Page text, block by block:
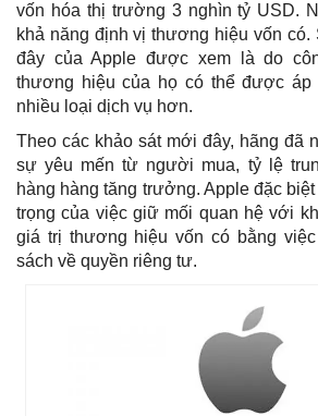
vốn hóa thị trường 3 nghìn tỷ USD.
khả năng định vị thương hiệu vốn
đây của Apple được xem là do
thương hiệu của họ có thể được áp
nhiều loại dịch vụ hơn.
Theo các khảo sát mới đây, hãng đã
sự yêu mến từ người mua, tỷ lệ
hàng hàng tăng trưởng. Apple đặc
trọng của việc giữ mối quan hệ với
giá trị thương hiệu vốn có bằng
sách về quyền riêng tư.